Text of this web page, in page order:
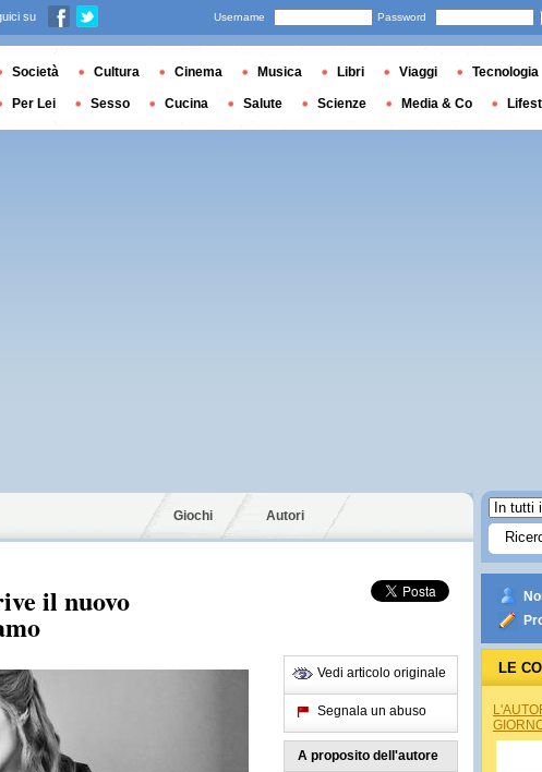
Giochi Autori
il nuovo
Vedi articolo originale
Segnala un abuso
A proposito dell'autore
LE
su Username Password
Società Cultura Cinema Musica Libri Viaggi Tecnologia
Per Lei Sesso Cucina Salute Scienze Media & Co